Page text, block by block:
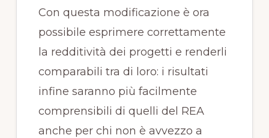
Con questa modificazione è ora
possibile esprimere correttamente
la redditività dei progetti e renderli
comparabili tra di loro: i risultati
infine saranno più facilmente
comprensibili di quelli del REA
anche per chi non è avvezzo a